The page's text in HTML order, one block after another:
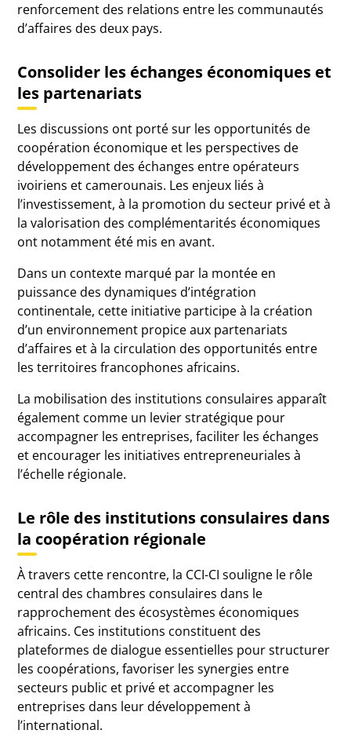
renforcement des relations entre les communautés
d’affaires des deux pays.
Consolider les échanges économiques et
les partenariats
Les discussions ont porté sur les opportunités de
coopération économique et les perspectives de
développement des échanges entre opérateurs
ivoiriens et camerounais. Les enjeux liés à
l’investissement, à la promotion du secteur privé et à
la valorisation des complémentarités économiques
ont notamment été mis en avant.
Dans un contexte marqué par la montée en
puissance des dynamiques d’intégration
continentale, cette initiative participe à la création
d’un environnement propice aux partenariats
d’affaires et à la circulation des opportunités entre
les territoires francophones africains.
La mobilisation des institutions consulaires apparaît
également comme un levier stratégique pour
accompagner les entreprises, faciliter les échanges
et encourager les initiatives entrepreneuriales à
l’échelle régionale.
Le rôle des institutions consulaires dans
la coopération régionale
À travers cette rencontre, la CCI-CI souligne le rôle
central des chambres consulaires dans le
rapprochement des écosystèmes économiques
africains. Ces institutions constituent des
plateformes de dialogue essentielles pour structurer
les coopérations, favoriser les synergies entre
secteurs public et privé et accompagner les
entreprises dans leur développement à
l’international.